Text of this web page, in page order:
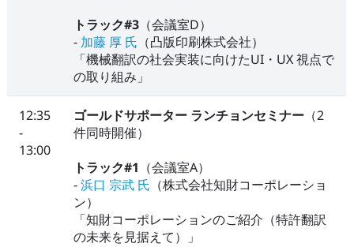
トラック#3（会議室D）
- 加藤 厚 氏 （凸版印刷株式会社）
「機械翻訳の社会実装に向けたUI・UX 視点で
の取り組み」
12:35
-
13:00
ゴールドサポーター ランチョンセミナー（2
件同時開催）
トラック#1 （会議室A）
-浜口 宗武 氏 （株式会社知財コーポレーショ
ン）
「知財コーポレーションのご紹介（特許翻訳
の未来を見据えて）」